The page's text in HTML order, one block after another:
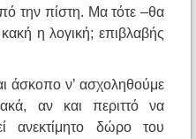
την πίστη. Μα τότε –θα
κακή η λογική; επιβλαβής
άσκοπο ν’ ασχοληθούμε
αν και περιττό να
ανεκτίμητο δώρο του